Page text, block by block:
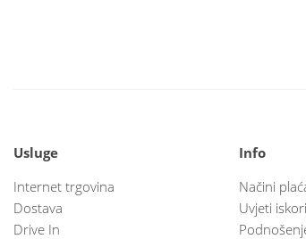
Usluge
Internet trgovina
Dostava
Drive In
Info
Načini
Uvjeti